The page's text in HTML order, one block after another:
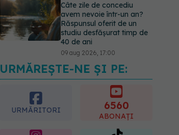
Câte zile de concediu
avem nevoie într-un an?
Răspunsul oferit de un
studiu desfășurat timp de
40 de ani
09 aug 2026, 17:00
Reclamele din platformele
medicale AI pot influența
medicamentelor
09 aug 2026, 21:00
URMĂREȘTE-NE ȘI PE:
URMĂRITORI 6560
ABONAȚI